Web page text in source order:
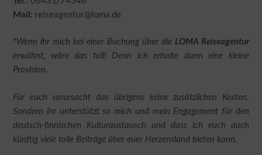
Mail: reiseagentur@loma.de
*Wenn ihr mich bei einer Buchung über die LOMA Reiseagentur
erwähnt, wäre das toll! Denn ich erhalte dann eine kleine
Provision.
Für euch verursacht das übrigens keine zusätzlichen Kosten.
Sondern ihr unterstützt so mich und mein Engagement für den
deutsch-finnischen Kulturaustausch und dass ich euch auch
künftig viele tolle Beiträge über euer Herzensland bieten kann.